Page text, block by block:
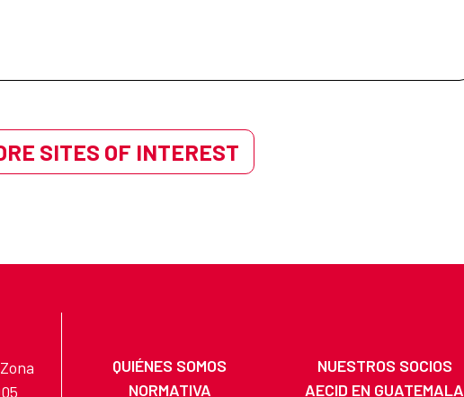
SITES OF INTEREST
QUIÉNES SOMOS NUESTROS SOCIOS
NORMATIVA
AECID EN GUATEMALA